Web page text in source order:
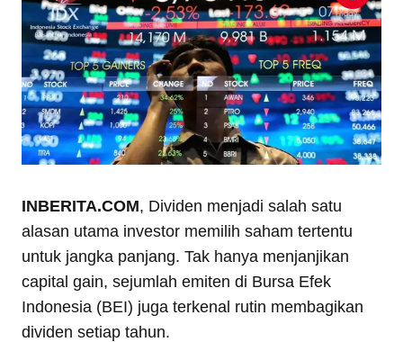
INBERITA.COM, Dividen menjadi salah satu
alasan utama investor memilih saham tertentu
untuk jangka panjang. Tak hanya menjanjikan
capital gain, sejumlah emiten di Bursa Efek
Indonesia (BEI) juga terkenal rutin membagikan
dividen setiap tahun.